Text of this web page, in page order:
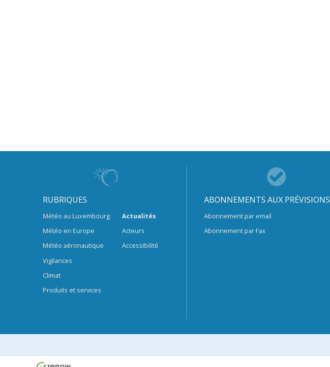
RUBRIQUES
Météo au Luxembourg
Météo en Europe
Météo aéronautique
Vigilances
Climat
Produits et services
Actualités
Acteurs
Accessibilité
ABONNEMENTS AUX PRÉVISIONS
Abonnement par email
Abonnement par Fax